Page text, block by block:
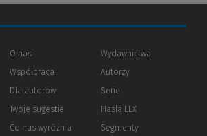
(Nowe
(Link
O nas
Współpraca
Dla autorów(Nowe
(Link
innej
strony)
Twoje sugestie
Co nas wyróżnia
Wydawnictwa
Autorzy
Serie
Hasła LEX
Segmenty